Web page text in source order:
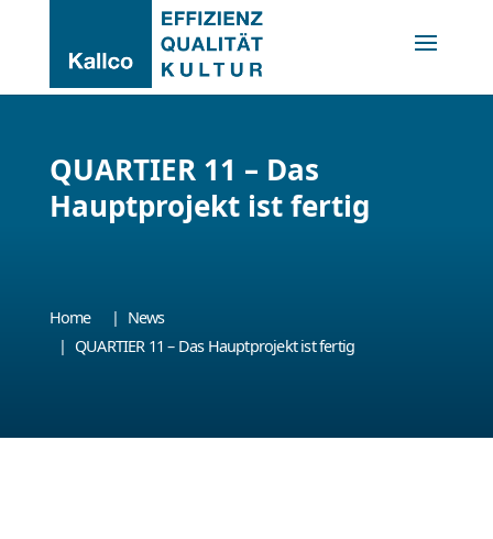
QUARTIER 11 – Das
Hauptprojekt ist fertig
Home
News
QUARTIER 11 – Das Hauptprojekt ist fertig